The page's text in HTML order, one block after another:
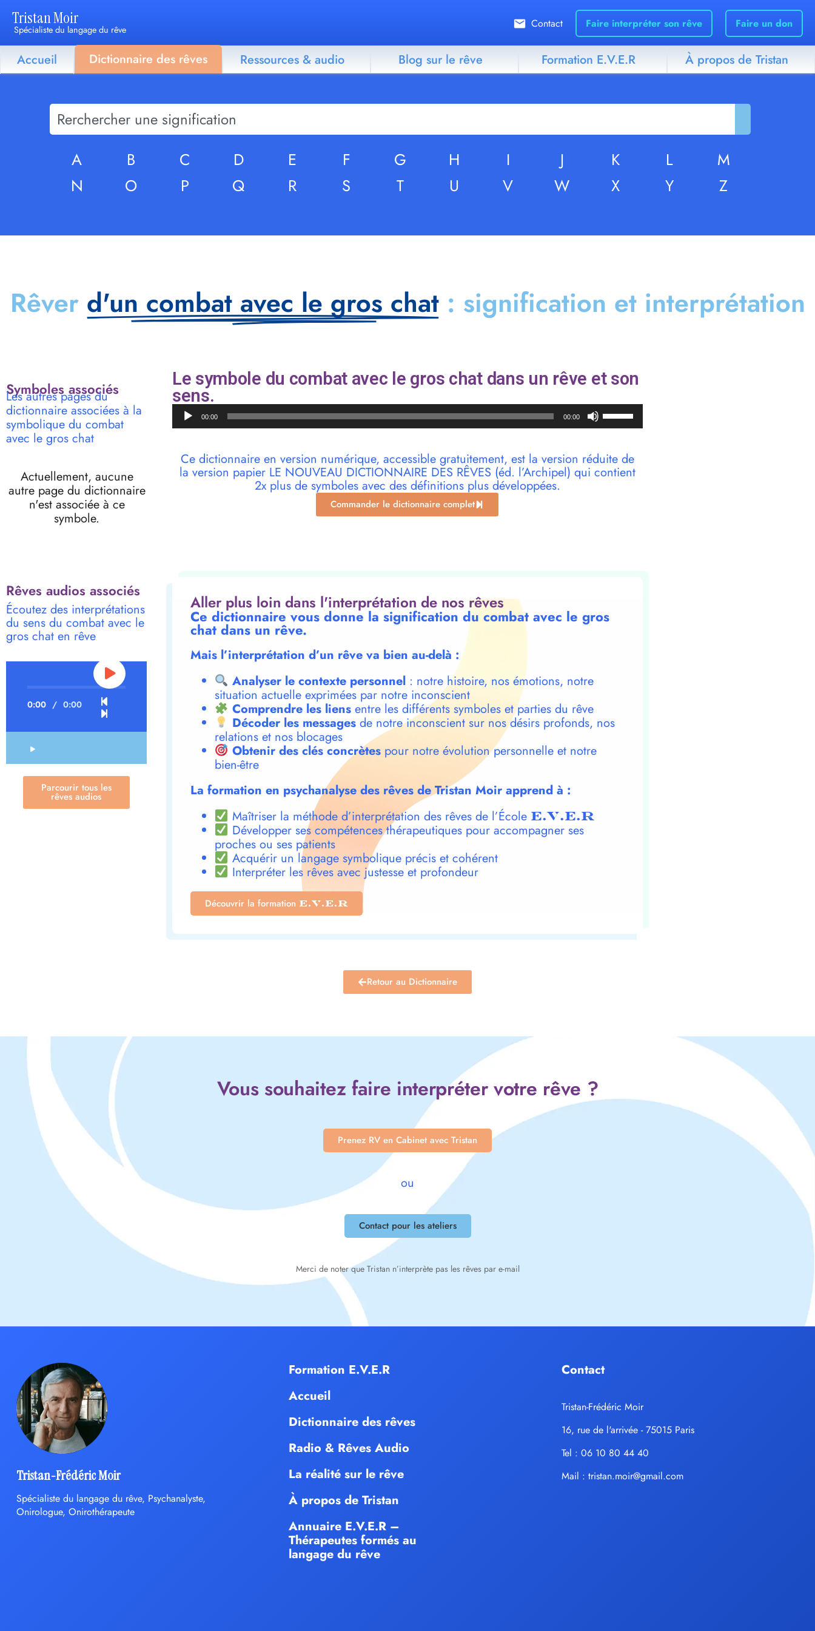
Tristan Moir
Spécialiste du langage du rêve Contact Faire interpréter son rêve Faire un don
Accueil Dictionnaire des rêves Ressources & audio Blog sur le rêve Formation E.V.E.R À propos de Tristan
A B C D E F G H I J K L
M
N
O P Q R S T U V W X Y Z
Rêver d'un combat avec le gros chat : signification et interprétation
Symboles associés
Les autres pages du
dictionnaire associées à la
symbolique du combat
avec le gros chat
Actuellement, aucune
autre page du dictionnaire
n'est associée à ce
symbole.
Rêves audios associés
Écoutez des interprétations
du sens du combat avec le
gros chat en rêve
0:00 / 0:00
Parcourir tous les
rêves audios
Le symbole du combat avec le gros chat dans un rêve et son
sens.
Lecteur
audio00:00 00:00
haut/bas
pour
augmenter
Ce dictionnaire en version numérique, accessible gratuitement, est la version réduite de
la version papier LE NOUVEAU DICTIONNAIRE DES RÊVES (éd. l’Archipel) qui contient
2x plus de symboles avec des définitions plus développées.
Commander le dictionnaire complet
Aller plus loin dans l'interprétation de nos rêves
Ce dictionnaire vous donne la signification du combat avec le gros
chat dans un rêve.
Mais l’interprétation d’un rêve va bien au-delà :
Analyser le contexte personnel: notre histoire, nos émotions, notre
situation actuelle exprimées par notre inconscient
Comprendre les liensentre les différents symboles et parties du rêve
Décoder les messagesde notre inconscient sur nos désirs profonds, nos
relations et nos blocages
Obtenir des clés concrètespour notre évolution personnelle et notre
bien-être
La formation en psychanalyse des rêves de Tristan Moir apprend à :
Maîtriser la méthode d’interprétation des rêves de l’École E.V.E.R
Développer ses compétences thérapeutiques pour accompagner ses
proches ou ses patients
Acquérir un langage symbolique précis et cohérent
Interpréter les rêves avec justesse et profondeur
Découvrir la formation E.V.E.R
Retour au Dictionnaire
Vous souhaitez faire interpréter votre rêve ?
Prenez RV en Cabinet avec Tristan
ou
Contact pour les ateliers
Merci de noter que Tristan n’interprète pas les rêves par e-mail
Tristan-Frédéric Moir
Spécialiste du langage du rêve, Psychanalyste,
Onirologue, Onirothérapeute
Formation E.V.E.R
Accueil
Dictionnaire des rêves
Radio & Rêves Audio
La réalité sur le rêve
À propos de Tristan
Annuaire E.V.E.R –
Thérapeutes formés au
langage du rêve
Contact
Tristan-Frédéric Moir
16, rue de l'arrivée - 75015 Paris
Tel : 06 10 80 44 40
Mail :tristan.moir@gmail.com